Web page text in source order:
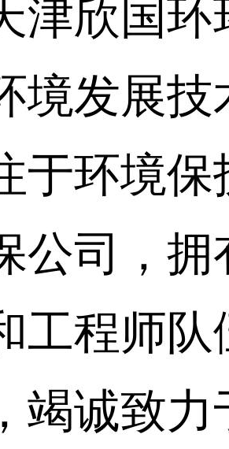
津欣国
境发展
于环境
公司，
工程师
竭诚致